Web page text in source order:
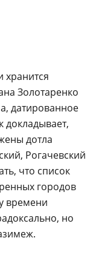
хранится
Золотаренко
датированное
докладывает,
дотла
Рогачевский
что список
городов
времени
но